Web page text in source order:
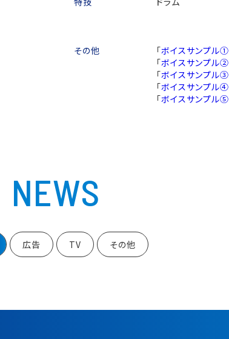
その他 「ボイスサンプル①
「ボイスサンプル②
「ボイスサンプル③
「ボイスサンプル④
「ボイスサンプル⑤
NEWS
広告 TV その他
ームイベント実況MC、ラジオ出演など、幅広く活動中。